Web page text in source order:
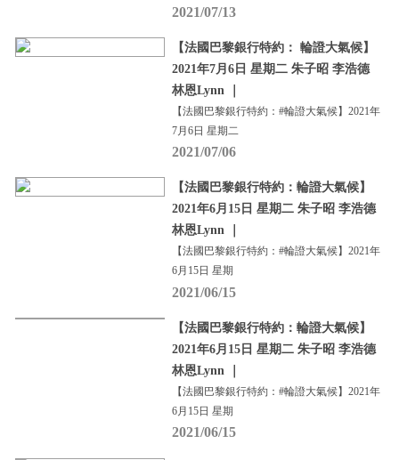
2021/07/13
【法國巴黎銀行特約： 輪證大氣候】
2021年7月6日 星期二 朱子昭 李浩德
林恩Lynn ｜
【法國巴黎銀行特約：#輪證大氣候】2021年
7月6日 星期二
2021/07/06
【法國巴黎銀行特約：輪證大氣候】
2021年6月15日 星期二 朱子昭 李浩德
林恩Lynn ｜
【法國巴黎銀行特約：#輪證大氣候】2021年
6月15日 星期
2021/06/15
【法國巴黎銀行特約：輪證大氣候】
2021年6月15日 星期二 朱子昭 李浩德
林恩Lynn ｜
【法國巴黎銀行特約：#輪證大氣候】2021年
6月15日 星期
2021/06/15